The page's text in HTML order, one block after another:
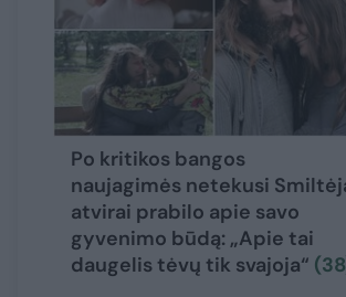
Po kritikos bangos
naujagimės netekusi
atvirai prabilo apie savo
gyvenimo būdą: „Apie tai
daugelis tėvų tik svajoja“